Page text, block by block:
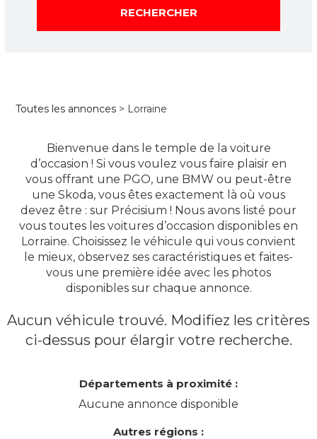
RECHERCHER
Toutes les annonces > Lorraine
Bienvenue dans le temple de la voiture
d’occasion ! Si vous voulez vous faire plaisir en
vous offrant une PGO, une BMW ou peut-être
une Skoda, vous êtes exactement là où vous
devez être : sur Précisium ! Nous avons listé pour
vous toutes les voitures d’occasion disponibles en
Lorraine. Choisissez le véhicule qui vous convient
le mieux, observez ses caractéristiques et faites-
vous une première idée avec les photos
disponibles sur chaque annonce.
Aucun véhicule trouvé. Modifiez les critères
ci-dessus pour élargir votre recherche.
Départements à proximité :
Aucune annonce disponible
Autres régions :